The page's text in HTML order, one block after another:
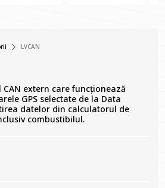
LVCAN
CAN extern care funcționează
GPS selectate de la Data
datelor din calculatorul de
combustibilul.